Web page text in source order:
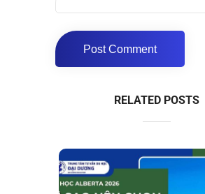
RELATED POSTS